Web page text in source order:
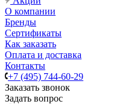
О компании
Бренды
Сертификаты
Как заказать
Оплата и доставка
Контакты
+7 (495) 744-60-29
Заказать звонок
Задать вопрос